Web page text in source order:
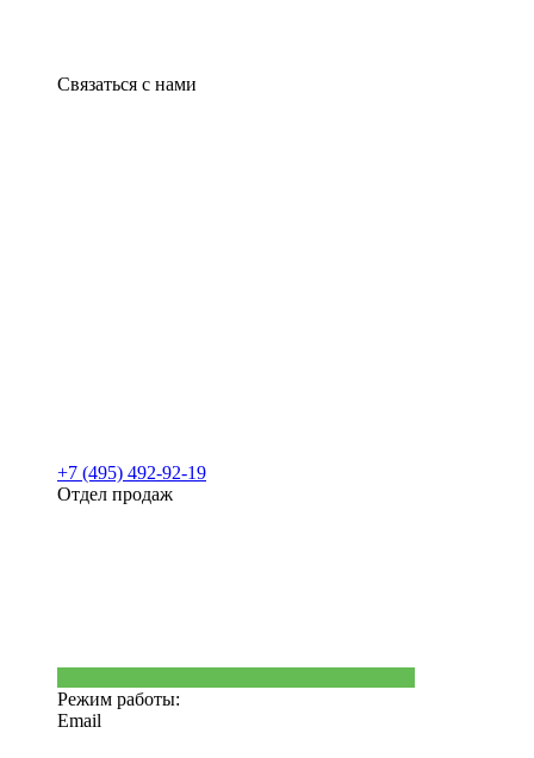
Связаться с нами
+7 (495) 492-92-19
Отдел продаж
Режим работы:
Email